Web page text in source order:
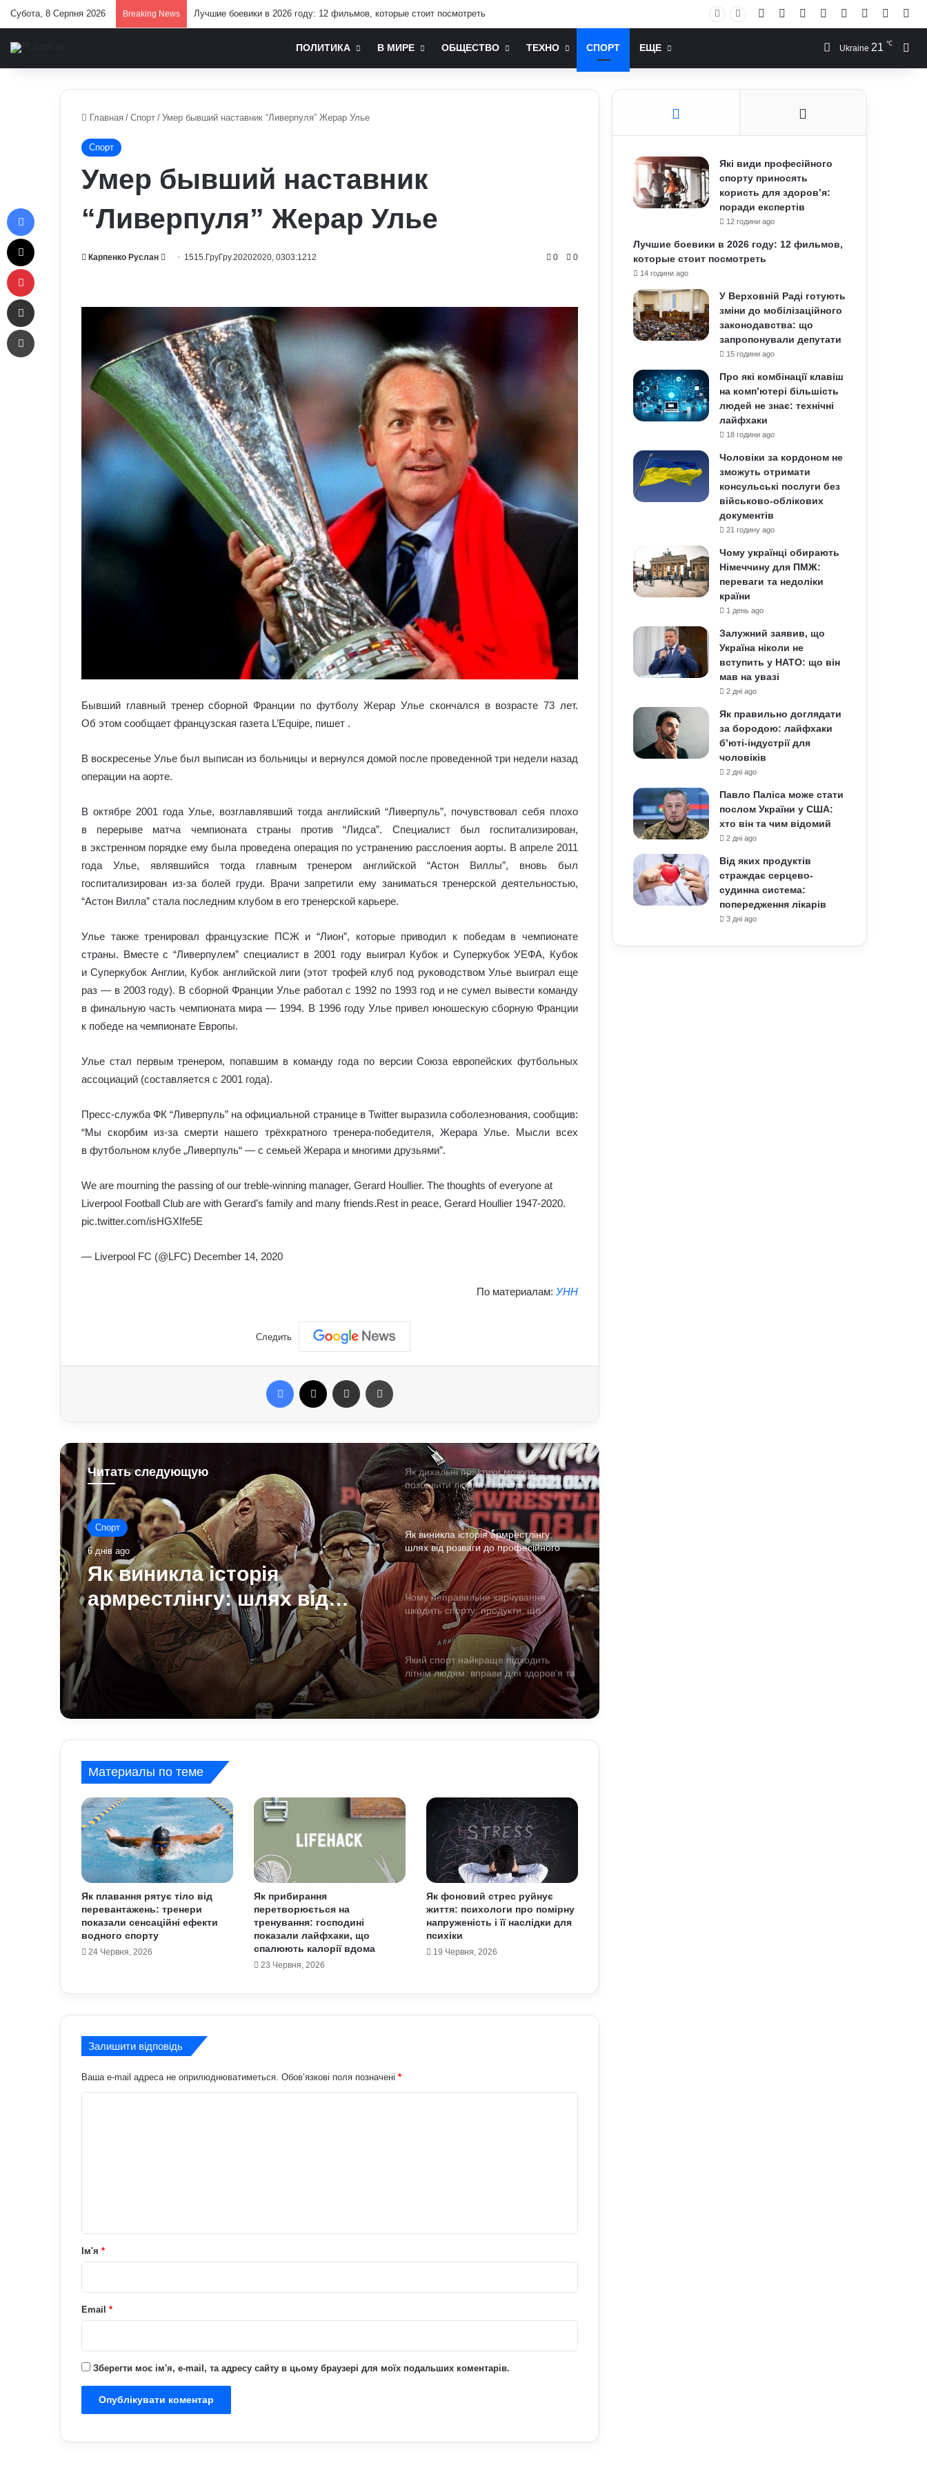
Субота, 8 Серпня 2026 Breaking News У Верховній Раді готують зміни до мобілізаційного законодавства: що запропонували депутати Facebook YouTubeInstagram
RSS Log In
ПОЛИТИКА В МИРЕ ОБЩЕСТВО ТЕХНО СПОРТ ЕЩЕ Ukraine 21 ℃
Главная / Спорт / Умер бывший наставник “Ливерпуля” Жерар Улье
Спорт
Умер бывший наставник
“Ливерпуля” Жерар Улье
Карпенко Руслан
Send 1515.ГруГру.20202020, 0303:1212 0 0
Бывший главный тренер сборной Франции по футболу Жерар Улье скончался в возрасте 73 лет.
Об этом сообщает французская газета L’Equipe, пишет .
В воскресенье Улье был выписан из больницы и вернулся домой после проведенной три недели назад
операции на аорте.
В октябре 2001 года Улье, возглавлявший тогда английский “Ливерпуль”, почувствовал себя плохо
в перерыве матча чемпионата страны против “Лидса”. Специалист был госпитализирован,
в экстренном порядке ему была проведена операция по устранению расслоения аорты. В апреле 2011
года Улье, являвшийся тогда главным тренером английской “Астон Виллы”, вновь был
госпитализирован из-за болей груди. Врачи запретили ему заниматься тренерской деятельностью,
“Астон Вилла” стала последним клубом в его тренерской карьере.
Улье также тренировал французские ПСЖ и “Лион”, которые приводил к победам в чемпионате
страны. Вместе с “Ливерпулем” специалист в 2001 году выиграл Кубок и Суперкубок УЕФА, Кубок
и Суперкубок Англии, Кубок английской лиги (этот трофей клуб под руководством Улье выиграл еще
раз — в 2003 году). В сборной Франции Улье работал с 1992 по 1993 год и не сумел вывести команду
в финальную часть чемпионата мира — 1994. В 1996 году Улье привел юношескую сборную Франции
к победе на чемпионате Европы.
Улье стал первым тренером, попавшим в команду года по версии Союза европейских футбольных
ассоциаций (составляется с 2001 года).
Пресс-служба ФК “Ливерпуль” на официальной странице в Twitter выразила соболезнования, сообщив:
“Мы скорбим из-за смерти нашего трёхкратного тренера-победителя, Жерара Улье. Мысли всех
в футбольном клубе „Ливерпуль“ — с семьей Жерара и многими друзьями”.
We are mourning the passing of our treble-winning manager, Gerard Houllier. The thoughts of everyone at
Liverpool Football Club are with Gerard’s family and many friends.Rest in peace, Gerard Houllier 1947-2020.
pic.twitter.com/isHGXIfe5E
— Liverpool FC (@LFC) December 14, 2020
По материалам: УНН
Следить
Facebook Отправить e-mail
Читать следующую
Спорт
6 днів ago
Як виникла історія
армрестлінгу: шлях від
розваги до професійного
спорту
фільми про спорт: думка спеціалістів
Як білок у продуктах допомагає
відновлення
прості кроки, що захищають тіло від
Як дихальні практики можуть
позбавити людину від стресу:
пояснення експертів
Як виникла історія армрестлінгу:
шлях від розваги до професійного
спорту
Чому неправильне харчування
шкодить спорту: продукти, що
знижують ефективність тренувань
Який спорт найкраще підходить
літнім людям: вправи для здоров’я та
довголіття
спортсменам: користь для м’язів та
відновлення
Для чого дітям спортивні ігри:
розвиток тіла й мислення через
активність
Як правильно готуватися до спорту:
прості кроки, що захищають тіло від
перевантажень
Материалы по теме
Як плавання рятує тіло від
перевантажень: тренери
показали сенсаційні ефекти
водного спорту
24 Червня, 2026
Як прибирання
перетворюється на
тренування: господині
показали лайфхаки, що
спалюють калорії вдома
23 Червня, 2026
Як фоновий стрес руйнує
життя: психологи про помірну
напруженість і її наслідки для
психіки
19 Червня, 2026
Залишити відповідь
Ваша e-mail адреса не оприлюднюватиметься. Обов’язкові поля позначені *
рІм'я *
Email *
Зберегти моє ім'я, e-mail, та адресу сайту в цьому браузері для моїх подальших коментарів.
Які види професійного
спорту приносять
користь для здоров’я:
поради експертів
12 години ago
Лучшие боевики в 2026 году: 12 фильмов,
которые стоит посмотреть
14 години ago
У Верховній Раді готують
зміни до мобілізаційного
законодавства: що
запропонували депутати
15 години ago
Про які комбінації клавіш
на комп’ютері більшість
людей не знає: технічні
лайфхаки
18 години ago
Чоловіки за кордоном не
зможуть отримати
консульські послуги без
військово-облікових
документів
21 годину ago
Чому українці обирають
Німеччину для ПМЖ:
переваги та недоліки
країни
1 день ago
Залужний заявив, що
Україна ніколи не
вступить у НАТО: що він
мав на увазі
2 дні ago
Як правильно доглядати
за бородою: лайфхаки
б’юті-індустрії для
чоловіків
2 дні ago
Павло Паліса може стати
послом України у США:
хто він та чим відомий
2 дні ago
Від яких продуктів
страждає серцево-
судинна система:
попередження лікарів
3 дні ago